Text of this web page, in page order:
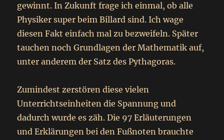
gewinnt. In Zukunft frage ich einmal, ob alle
Physiker super beim Billard sind. Ich wage
diesen Fakt einfach mal zu bezweifeln. Später
tauchen noch Grundlagen der Mathematik auf,
unter anderem der Satz des Pythagoras.
Zumindest zerstören diese vielen
Unterrichtseinheiten die Spannung und
dadurch wurde es zäh. Die 97 Erläuterungen
und Erklärungen bei den Fußnoten brauchte